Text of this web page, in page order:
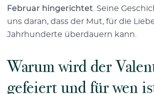
Februar hingerichtet . Seine
uns daran, dass der Mut, für die
Jahrhunderte überdauern kann.
Warum wird der
gefeiert und für wen